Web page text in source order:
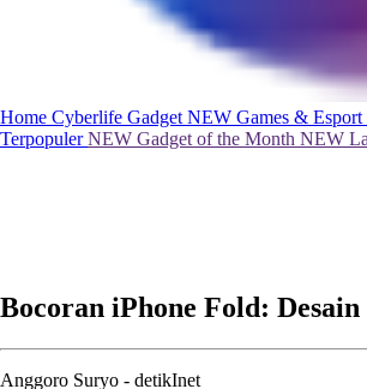
Home Cyberlife Gadget NEW Games & Esport
TerpopulerNEW Gadget of the Month NEW
Bocoran iPhone Fold:
Anggoro Suryo - detikInet